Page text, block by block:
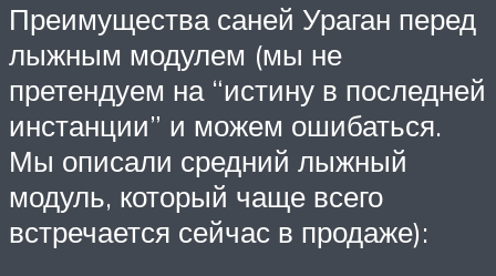
Преимущества саней Ураган перед
лыжным модулем (мы не
претендуем на “истину в последней
инстанции” и можем ошибаться.
Мы описали средний лыжный
модуль, который чаще всего
встречается сейчас в продаже):